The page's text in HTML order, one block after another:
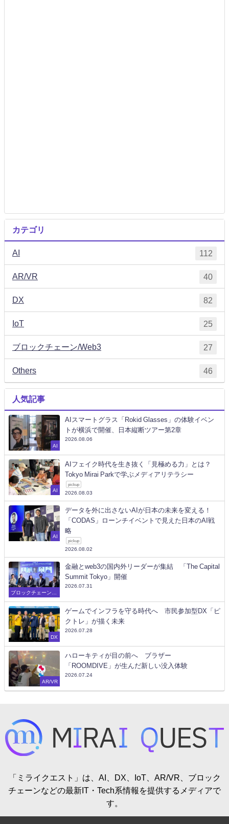
カテゴリ
AI 112
AR/VR 40
DX 82
IoT 25
Others 46
ブロックチェーン/Web3 27
人気記事
AI
AIスマートグラス「Rokid Glasses」の体験イベン
トが横浜で開催、日本縦断ツアー第2章
2026.08.06
AI
AIフェイク時代を生き抜く「見極める力」とは？
Tokyo Mirai Parkで学ぶメディアリテラシー
pickup
2026.08.03
AI
データを外に出さないAIが日本の未来を変える！
「CODAS」ローンチイベントで見えた日本のAI戦
略
pickup
2026.08.02
ブロックチェーン/W
金融とweb3の国内外リーダーが集結 「The Capital
Summit Tokyo」開催
2026.07.31
DX
ゲームでインフラを守る時代へ 市民参加型DX「ピ
クトレ」が描く未来
2026.07.28
AR/VR
ハローキティが目の前へ ブラザー
「ROOMDIVE」が生んだ新しい没入体験
2026.07.24
「ミライクエスト」は、AI、DX、IoT、AR/VR、ブロック
チェーンなどの最新IT・Tech系情報を提供するメディアで
す。